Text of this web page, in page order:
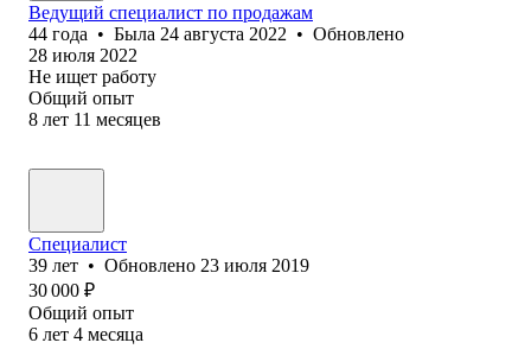
Ведущий специалист по продажам
44 года • Была 24 августа 2022 • Обновлено
28 июля 2022
Не ищет работу
Общий опыт
8 лет 11 месяцев
Специалист
39 лет • Обновлено 23 июля 2019
30 000 ₽
Общий опыт
6 лет 4 месяца